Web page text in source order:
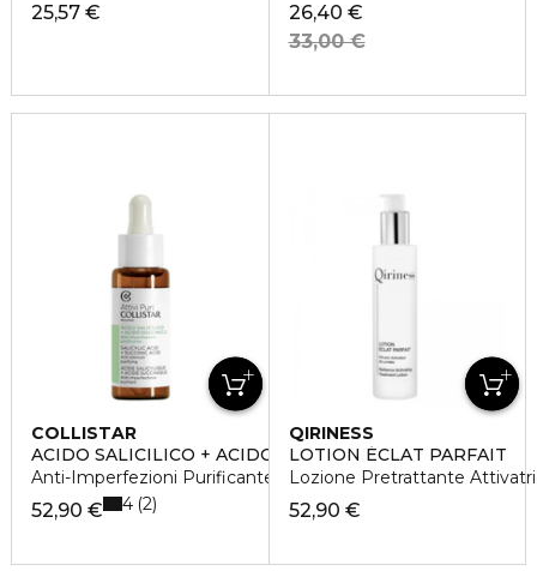
25,57 €
26,40 €
33,00 €
COLLISTAR
ACIDO SALICILICO + ACIDO SUCCINICO
Anti-Imperfezioni Purificante
52,90 € 4 2
QIRINESS
LOTION ÉCLAT PARFAIT
Lozione Pretrattante
52,90 €